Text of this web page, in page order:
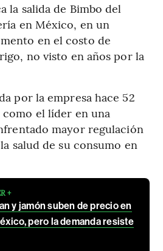
la salida de Bimbo del
en México, en un
en el costo de
no visto en años por la
por la empresa hace 52
el líder en una
mayor regulación
salud de su consumo en
+
y jamón suben de precio en
pero la demanda resiste